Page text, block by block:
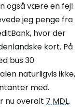
også være en fejl
jeg penge fra
hvor der
kort. På
bus 30
naturligvis ikke,
med.
nu overalt 7 MDL.